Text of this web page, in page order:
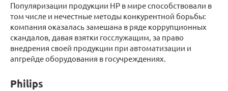
Популяризации продукции HP в мире способствовали в
том числе и нечестные методы конкурентной борьбы:
компания оказалась замешана в ряде коррупционных
скандалов, давая взятки госслужащим, за право
внедрения своей продукции при автоматизации и
апгрейде оборудования в госучреждениях.
Philips